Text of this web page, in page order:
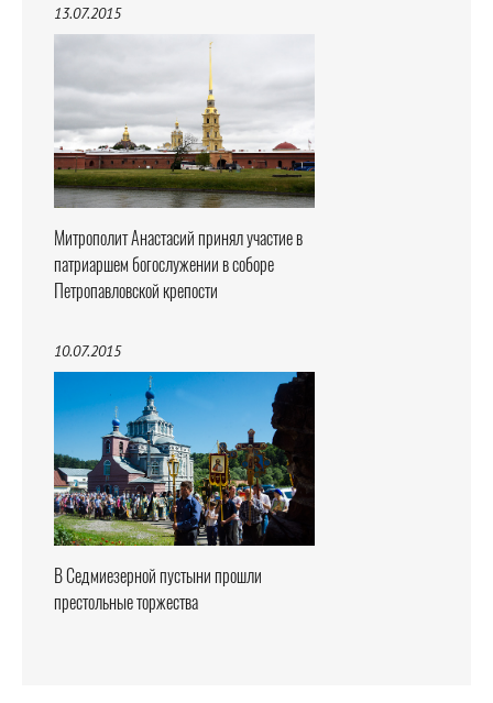
13.07.2015
Митрополит Анастасий принял участие в
патриаршем богослужении в соборе
Петропавловской крепости
10.07.2015
В Седмиезерной пустыни прошли
престольные торжества